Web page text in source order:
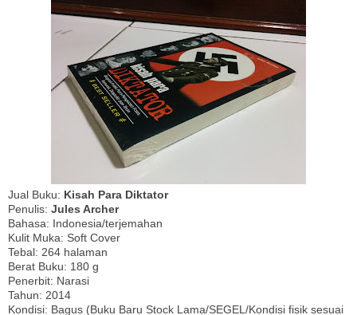
Jual Buku: Kisah Para Diktator
Penulis: Jules Archer
Bahasa: Indonesia/terjemahan
Kulit Muka: Soft Cover
Tebal: 264 halaman
Berat Buku: 180 g
Penerbit: Narasi
Tahun: 2014
Kondisi: Bagus (Buku Baru Stock Lama/SEGEL/Kondisi fisik sesuai